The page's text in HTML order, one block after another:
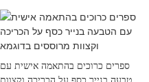
ספרים כרוכים בהתאמה אישית עם